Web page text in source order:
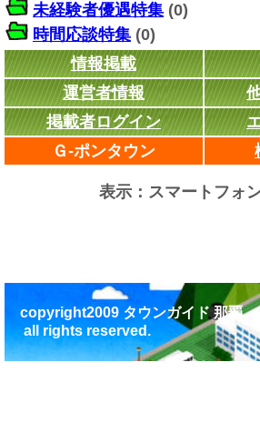
未経験者優遇特集 (0)
時間応談特集 (0)
情報掲載
運営者情報
掲載者ログイン
Ｇ-ポンタウン
表示：スマートフォ
copyright2009 タウンガイド 那覇
all rights reserved.